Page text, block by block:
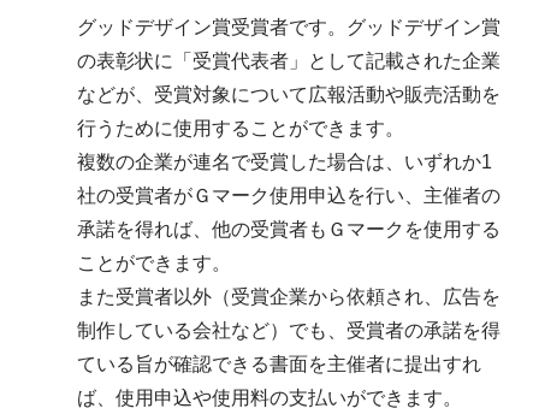
グッドデザイン賞受賞者です。グッドデザイン賞
の表彰状に「受賞代表者」として記載された企業
などが、受賞対象について広報活動や販売活動を
行うために使用することができます。
複数の企業が連名で受賞した場合は、いずれか1
社の受賞者がＧマーク使用申込を行い、主催者の
承諾を得れば、他の受賞者もＧマークを使用する
ことができます。
また受賞者以外（受賞企業から依頼され、広告を
制作している会社など）でも、受賞者の承諾を得
ている旨が確認できる書面を主催者に提出すれ
ば、使用申込や使用料の支払いができます。